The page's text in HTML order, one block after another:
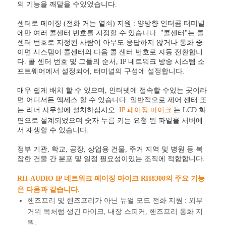
의 기능을 깨달을 수있었습니다.
센터로 페이징 (전화 거는 열쇠) 지원 : 양방향 인터콤 터미널
에만 여러 콜센터 번호를 지정할 수 있습니다. "콜센터"는 콜
센터 번호로 지정된 사람이 아무도 응답하지 않거나 통화 중
이면 시스템이 콜센터의 다음 콜 센터 번호로 자동 전환합니
다. 콜 센터 번호 및 그들의 순서, IP 네트워크 방송 시스템 소
프트웨어에서 설정되어, 터미널의 구성에 설정합니다.
매우 쉽게 배치 할 수 있으며, 인터넷에 접속할 수있는 곳이라
면 어디서든 액세스 할 수 있습니다. 일반적으로 제어 센터 또
는 리더 사무실에 설치하십시오.IP 페이징 마이크 는 LCD 화
면으로 설계되었으며 숫자 누름 키는 요청 된 파일을 서버에
서 재생할 수 있습니다.
정부 기관, 학교, 공장, 상업용 건물, 주거 지역 및 병원 등 복
잡한 건물 간 분포 및 일정 필요성이있는 조직에 적합합니다.
RH-AUDIO IP 네트워크 페이징 마이크 RH8300의 주요 기능
은 다음과 같습니다.
핸즈프리 및 핸즈프리가 아닌 듀얼 모드 전화 지원 : 외부
거위 목처럼 생긴 마이크, 내장 스피커, 핸즈프리 통화 지
원.